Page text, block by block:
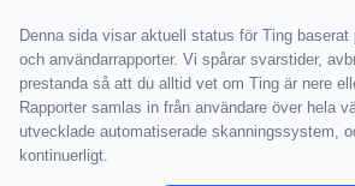
Denna sida visar aktuell status för Ting
och användarrapporter. Vi spårar svarstider,
prestanda så att du alltid vet om Ting är nere
Rapporter samlas in från användare över hela
utvecklade automatiserade skanningssystem,
kontinuerligt.